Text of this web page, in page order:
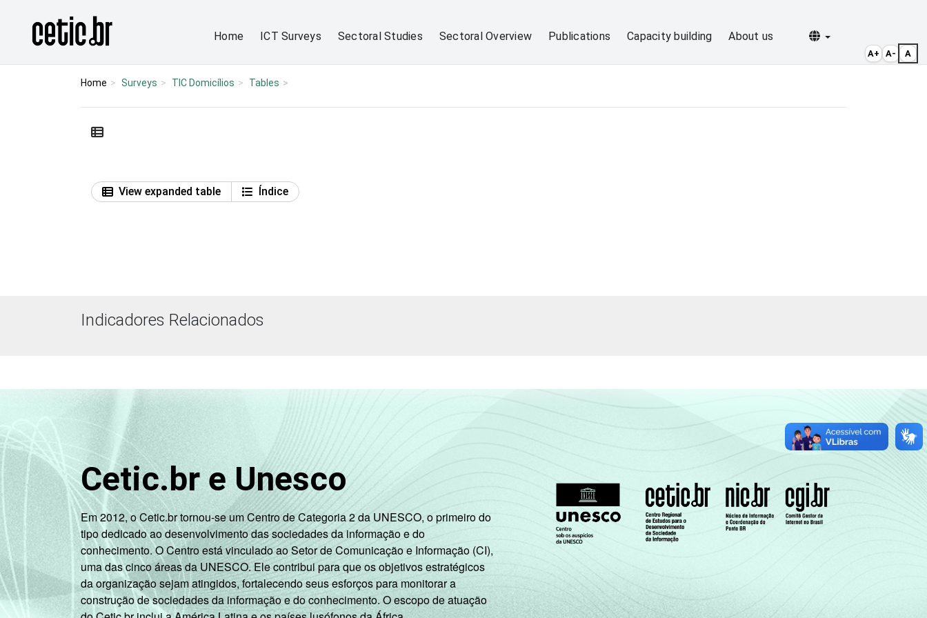
Página inicial
Home ICT Surveys Sectoral Studies Sectoral Overview Publications Capacity building About us Selecionar idioma
Home Surveys TIC Domicílios Tables
View expanded table Índice
Indicadores Relacionados
Cetic.br e Unesco
Em 2012, o Cetic.br tornou-se um Centro de Categoria 2 da UNESCO, o primeiro do
tipo dedicado ao desenvolvimento das sociedades da informação e do
conhecimento. O Centro está vinculado ao Setor de Comunicação e Informação (CI),
uma das cinco áreas da UNESCO. Ele contribui para que os objetivos estratégicos
da organização sejam atingidos, fortalecendo seus esforços para monitorar a
construção de sociedades da informação e do conhecimento. O escopo de atuação
A+ A- A